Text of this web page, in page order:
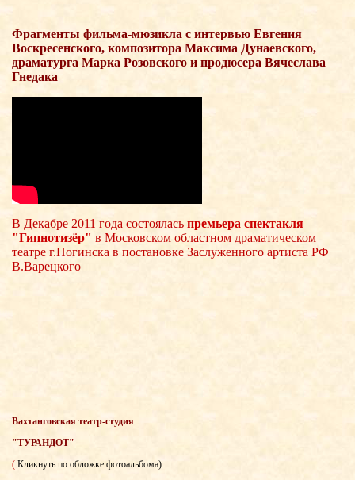
Фрагменты фильма-мюзикла с интервью Евгения
Воскресенского, композитора Максима Дунаевского,
драматурга Марка Розовского и продюсера Вячеслава
Гнедака
В Декабре 2011 года состоялась премьера спектакля
"Гипнотизёр" в Московском областном драматическом
театре г.Ногинска в постановке Заслуженного артиста РФ
В.Варецкого
Вахтанговская театр-студия
"ТУРАНДОТ"
( Кликнуть по обложке фотоальбома)